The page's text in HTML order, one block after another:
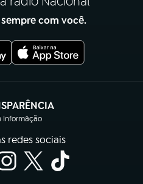
com você.
Informação
(abre em nova aba)
redes sociais